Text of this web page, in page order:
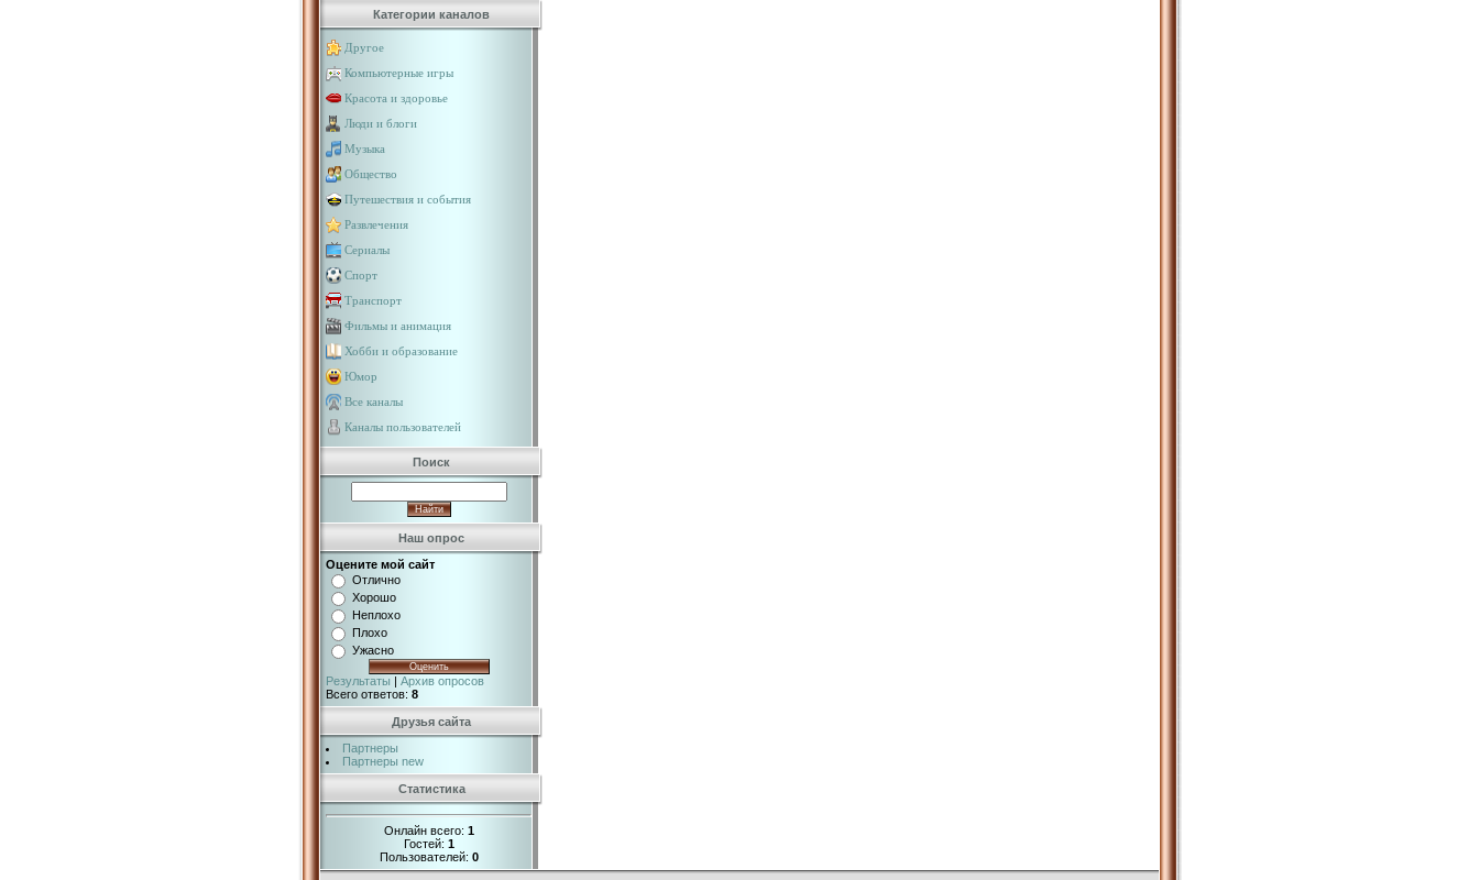
Категории каналов
Другое
Компьютерные игры
Красота и здоровье
Люди и блоги
Музыка
Общество
Путешествия и события
Развлечения
Сериалы
Спорт
Транспорт
Фильмы и анимация
Хобби и образование
Юмор
Все каналы
Каналы пользователей
Поиск
Наш опрос
Оцените мой сайт
Отлично
Хорошо
Неплохо
Плохо
Ужасно
Результаты | Архив опросов
Всего ответов: 8
Друзья сайта
Партнеры
Партнеры new
Статистика
Онлайн всего: 1
Гостей: 1
Пользователей: 0